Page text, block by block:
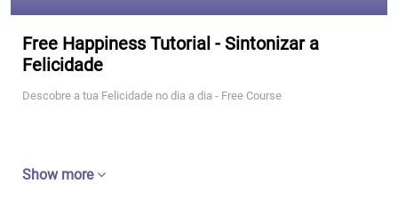
Free Happiness Tutorial - Sintonizar a
Felicidade
Descobre a tua Felicidade no dia a dia - Free Course
Show more